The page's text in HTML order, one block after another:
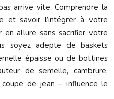
arrive vite. Comprendre la
et savoir l’intégrer à votre
allure sans sacrifier votre
soyez adepte de baskets
épaisse ou de bottines
de semelle, cambrure,
de jean – influence le